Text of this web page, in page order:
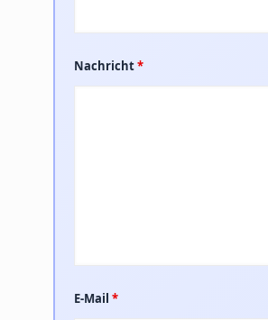
Nachricht*
E-Mail *